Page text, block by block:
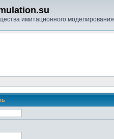
имитационного моделирования